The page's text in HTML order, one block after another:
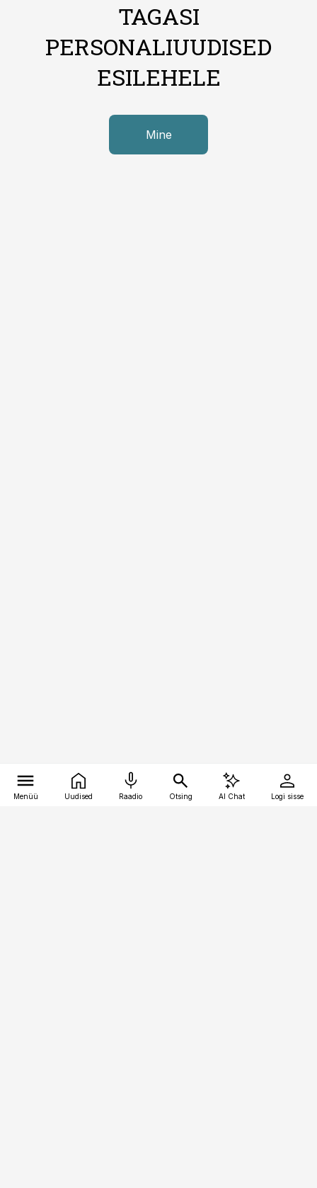
TAGASI
PERSONALIUUDISED
ESILEHELE
Mine
Menüü Uudised Raadio Otsing AI Chat Logi sisse